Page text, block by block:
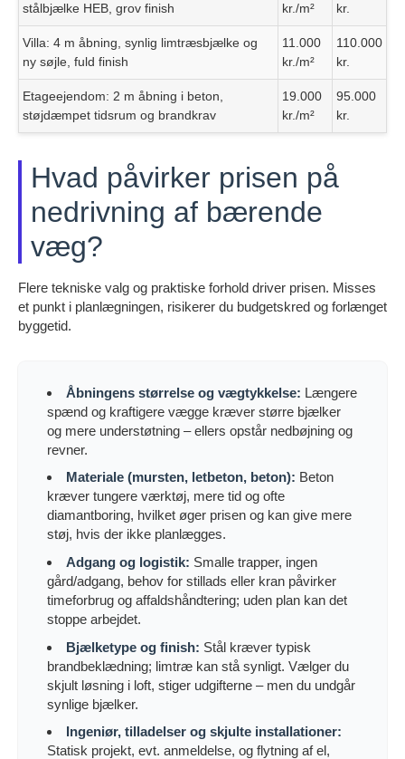
stålbjælke HEB, grov finish
kr./m²
kr.
Villa: 4 m åbning, synlig limtræsbjælke og
ny søjle, fuld finish
11.000
kr./m²
110.000
kr.
Etageejendom: 2 m åbning i beton,
støjdæmpet tidsrum og brandkrav
19.000
kr./m²
95.000
kr.
Hvad påvirker prisen på
nedrivning af bærende
væg?
Flere tekniske valg og praktiske forhold driver prisen. Misses
et punkt i planlægningen, risikerer du budgetskred og forlænget
byggetid.
Åbningens størrelse og vægtykkelse: Længere
spænd og kraftigere vægge kræver større bjælker
og mere understøtning – ellers opstår nedbøjning og
revner.
Materiale (mursten, letbeton, beton): Beton
kræver tungere værktøj, mere tid og ofte
diamantboring, hvilket øger prisen og kan give mere
støj, hvis der ikke planlægges.
Adgang og logistik: Smalle trapper, ingen
gård/adgang, behov for stillads eller kran påvirker
timeforbrug og affaldshåndtering; uden plan kan det
stoppe arbejdet.
Bjælketype og finish: Stål kræver typisk
brandbeklædning; limtræ kan stå synligt. Vælger du
skjult løsning i loft, stiger udgifterne – men du undgår
synlige bjælker.
Ingeniør, tilladelser og skjulte installationer:
Statisk projekt, evt. anmeldelse, og flytning af el,